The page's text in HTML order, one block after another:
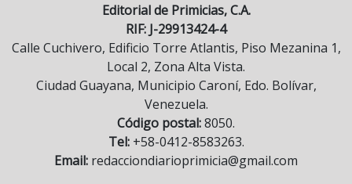
Editorial de Primicias, C.A.
RIF: J-29913424-4
Calle Cuchivero, Edificio Torre Atlantis, Piso Mezanina 1,
Local 2, Zona Alta Vista.
Ciudad Guayana, Municipio Caroní, Edo. Bolívar,
Venezuela.
Código postal:8050.
Tel:+58-0412-8583263.
Email: redacciondiarioprimicia@gmail.com